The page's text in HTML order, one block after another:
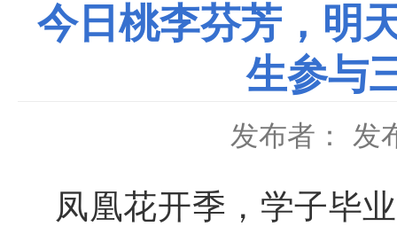
今日桃李芬芳，明
生参与
发布者： 发
凤凰花开季，学子毕